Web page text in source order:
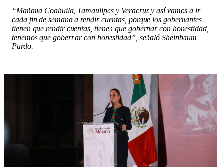
“Mañana Coahuila, Tamaulipas y Veracruz y así vamos a ir
cada fin de semana a rendir cuentas, porque los gobernantes
tienen que rendir cuentas, tienen que gobernar con honestidad,
tenemos que gobernar con honestidad”, señaló Sheinbaum
Pardo.